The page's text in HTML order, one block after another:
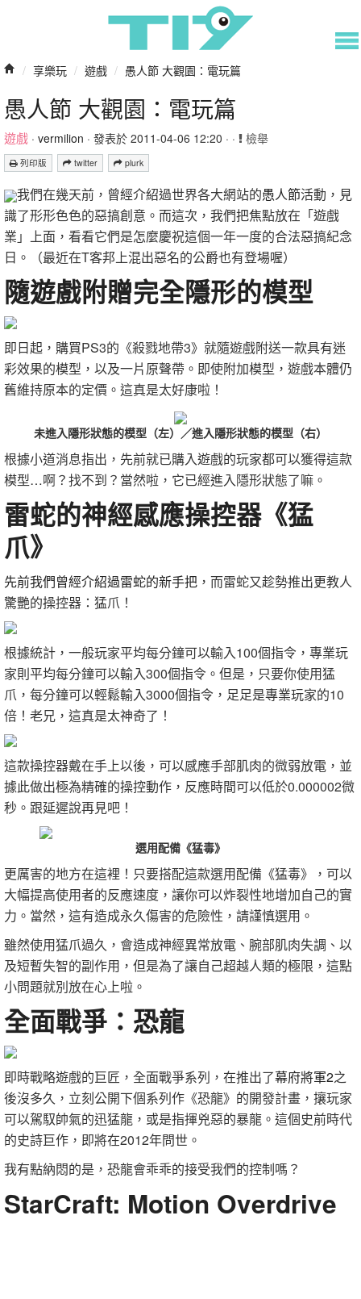
/ 享樂玩 / 遊戲 / 愚人節 大觀園：電玩篇
愚人節 大觀園：電玩篇
遊戲 · vermilion · 發表於 2011-04-06 12:20 · · 檢舉
列印版 twitter plurk
我們在幾天前，曾經介紹過世界各大網站的愚人節活動，見
識了形形色色的惡搞創意。而這次，我們把焦點放在「遊戲
業」上面，看看它們是怎麼慶祝這個一年一度的合法惡搞紀念
日。（最近在T客邦上混出惡名的公爵也有登場喔）
隨遊戲附贈完全隱形的模型
即日起，購買PS3的《殺戮地帶3》就隨遊戲附送一款具有迷
彩效果的模型，以及一片原聲帶。即使附加模型，遊戲本體仍
舊維持原本的定價。這真是太好康啦！
未進入隱形狀態的模型（左）／進入隱形狀態的模型（右）
根據小道消息指出，先前就已購入遊戲的玩家都可以獲得這款
模型…啊？找不到？當然啦，它已經進入隱形狀態了嘛。
雷蛇的神經感應操控器《猛
爪》
先前我們曾經介紹過雷蛇的新手把 ，而雷蛇又趁勢推出更教人
驚艷的操控器：猛爪！
根據統計，一般玩家平均每分鐘可以輸入100個指令，專業玩
家則平均每分鐘可以輸入300個指令。但是，只要你使用猛
爪，每分鐘可以輕鬆輸入3000個指令，足足是專業玩家的10
倍！老兄，這真是太神奇了！
這款操控器戴在手上以後，可以感應手部肌肉的微弱放電，並
據此做出極為精確的操控動作，反應時間可以低於0.000002微
秒。跟延遲說再見吧！
選用配備《猛毒》
更厲害的地方在這裡！只要搭配這款選用配備《猛毒》，可以
大幅提高使用者的反應速度，讓你可以炸裂性地增加自己的實
力。當然，這有造成永久傷害的危險性，請謹慎選用。
雖然使用猛爪過久，會造成神經異常放電、腕部肌肉失調、以
及短暫失智的副作用，但是為了讓自己超越人類的極限，這點
小問題就別放在心上啦。
全面戰爭：恐龍
即時戰略遊戲的巨匠，全面戰爭系列，在推出了幕府將軍2之
後沒多久，立刻公開下個系列作《恐龍》的開發計畫，攘玩家
可以駕馭帥氣的迅猛龍，或是指揮兇惡的暴龍。這個史前時代
的史詩巨作，即將在2012年問世。
我有點納悶的是，恐龍會乖乖的接受我們的控制嗎？
StarCraft: Motion Overdrive